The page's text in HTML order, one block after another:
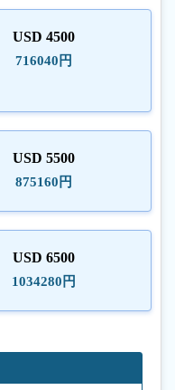
USD 4500
716040円
USD 5500
875160円
USD 6500
1034280円